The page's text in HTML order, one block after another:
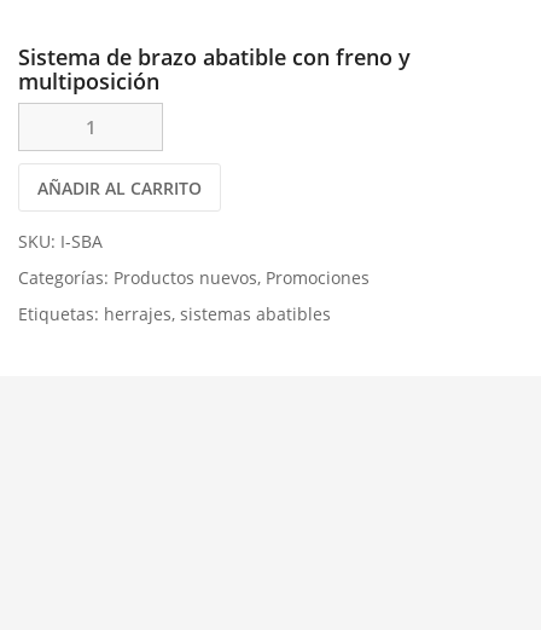
Sistema de brazo abatible con freno y
multiposición
AÑADIR AL CARRITO
SKU: I-SBA
Categorías: Productos nuevos, Promociones
Etiquetas: herrajes, sistemas abatibles